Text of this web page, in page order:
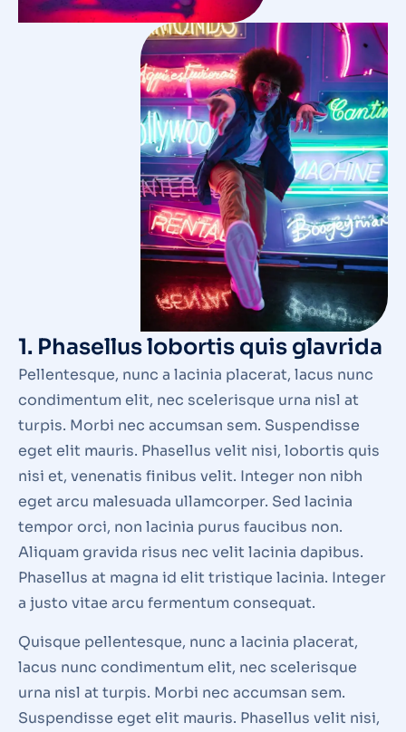
1. Phasellus lobortis quis glavrida
Pellentesque, nunc a lacinia placerat, lacus nunc
condimentum elit, nec scelerisque urna nisl at
turpis. Morbi nec accumsan sem. Suspendisse
eget elit mauris. Phasellus velit nisi, lobortis quis
nisi et, venenatis finibus velit. Integer non nibh
eget arcu malesuada ullamcorper. Sed lacinia
tempor orci, non lacinia purus faucibus non.
Aliquam gravida risus nec velit lacinia dapibus.
Phasellus at magna id elit tristique lacinia. Integer
a justo vitae arcu fermentum consequat.
Quisque pellentesque, nunc a lacinia placerat,
lacus nunc condimentum elit, nec scelerisque
urna nisl at turpis. Morbi nec accumsan sem.
Suspendisse eget elit mauris. Phasellus velit nisi,